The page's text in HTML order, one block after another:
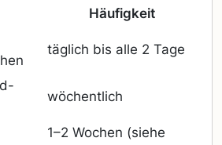
Häufigkeit
täglich bis alle 2 Tage
wöchentlich
1–2 Wochen (siehe